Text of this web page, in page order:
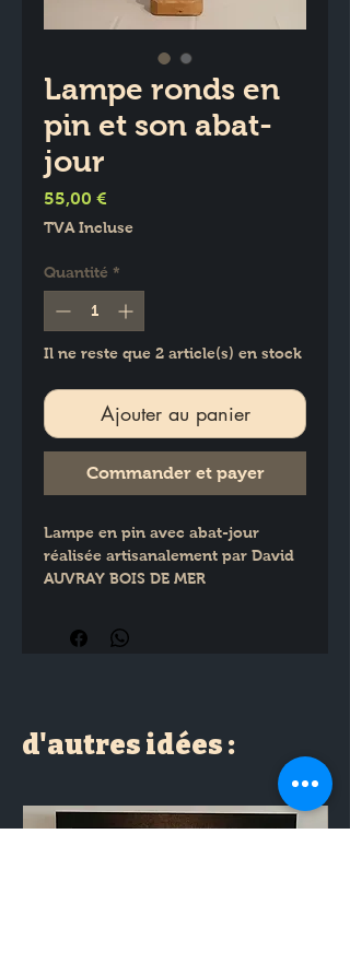
Lampe ronds en
pin et son abat-
jour
55,00 €
TVA Incluse
Quantité *
Il ne reste que 2 article(s) en stock
Ajouter au panier
Commander et payer
Lampe en pin avec abat-jour
réalisée artisanalement par David
AUVRAY BOIS DE MER
d'autres idées :